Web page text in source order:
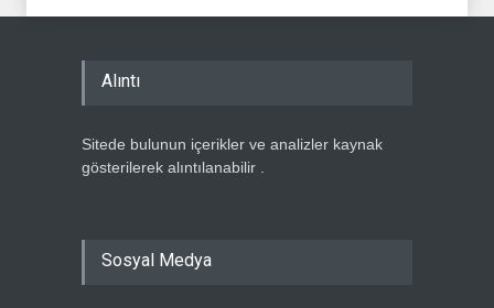
Alıntı
Sitede bulunun içerikler ve analizler kaynak
gösterilerek alıntılanabilir .
Sosyal Medya